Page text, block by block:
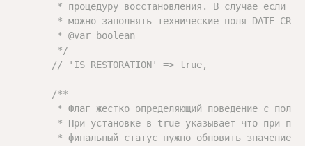
* процедуру восстановления. В случае если
* можно заполнять технические поля
         *
@var boolean
         */
// 'IS_RESTORATION' => true,
/**
* Флаг жестко определяющий поведение с полем
* При установке в true указывает что при
* финальный статус нужно обновить значение